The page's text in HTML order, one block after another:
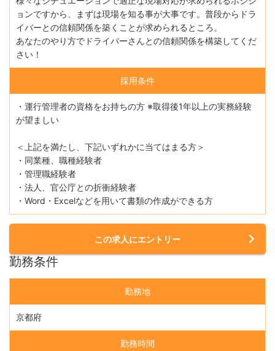
ョンですから、まずは現場を知る事が大事です。普段からドラ
イバーとの信頼関係を築くことが求められるところ。
あなたのやり方でドライバーさんとの信頼関係を構築してくだ
さい！
採用条件
・運行管理者の資格をお持ちの方 ※取得後1年以上の実務経験
が望ましい
＜上記を満たし、下記いずれかに当てはまる方＞
・同業種、職種経験者
・管理職経験者
・法人、官公庁との折衝経験者
・Word・Excelなどを用いて書類の作成ができる方
この求人にエントリー
勤務条件
勤務地
京都府
勤務時間